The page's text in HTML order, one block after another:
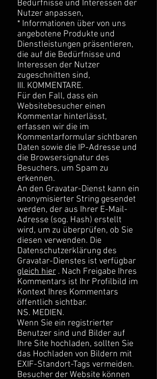
Bedürfnisse und Interessen der
Nutzer anpassen,
* Informationen über von uns
angebotene Produkte und
Dienstleistungen präsentieren,
die auf die Bedürfnisse und
Interessen der Nutzer
zugeschnitten sind,
III. KOMMENTARE.
Für den Fall, dass ein
Websitebesucher einen
Kommentar hinterlässt,
erfassen wir die im
Kommentarformular sichtbaren
Daten sowie die IP-Adresse und
die Browsersignatur des
Besuchers, um Spam zu
erkennen.
An den Gravatar-Dienst kann ein
anonymisierter String gesendet
werden, der aus Ihrer E-Mail-
Adresse (sog. Hash) erstellt
wird, um zu überprüfen, ob Sie
diesen verwenden. Die
Datenschutzerklärung des
Gravatar-Dienstes ist verfügbar
gleich hier . Nach Freigabe Ihres
Kommentars ist Ihr Profilbild im
Kontext Ihres Kommentars
öffentlich sichtbar.
NS. MEDIEN.
Wenn Sie ein registrierter
Benutzer sind und Bilder auf
Ihre Site hochladen, sollten Sie
das Hochladen von Bildern mit
EXIF-Standort-Tags vermeiden.
Besucher der Website können